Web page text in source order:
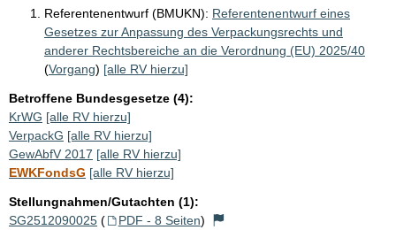
Referentenentwurf (BMUKN): Referentenentwurf eines
Gesetzes zur Anpassung des Verpackungsrechts und
anderer Rechtsbereiche an die Verordnung (EU) 2025/40
(Vorgang) [alle RV hierzu]
Betroffene Bundesgesetze (4):
KrWG [alle RV hierzu]
VerpackG [alle RV hierzu]
GewAbfV 2017 [alle RV hierzu]
EWKFondsG [alle RV hierzu]
Stellungnahmen/Gutachten (1):
SG2512090025 ( PDF - 8 Seiten)